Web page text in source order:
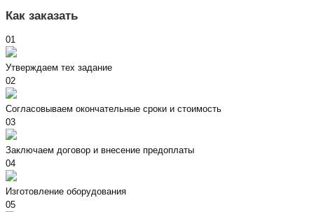
Как заказать
01
Утверждаем тех задание
02
Согласовываем окончательные сроки и стоимость
03
Заключаем договор и внесение предоплаты
04
Изготовление оборудования
05